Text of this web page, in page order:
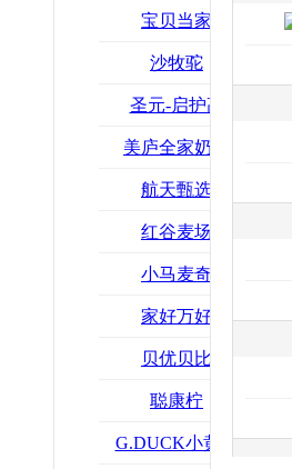
宝贝当家
沙牧驼
圣元-启护高
美庐全家奶粉
航天甄选
红谷麦场
小马麦奇
家好万好
贝优贝比
聪康柠
G.DUCK小黄鸭